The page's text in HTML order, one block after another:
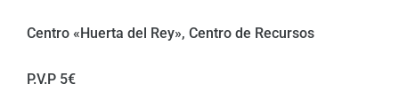
Centro «Huerta del Rey», Centro de Recursos
P.V.P 5€